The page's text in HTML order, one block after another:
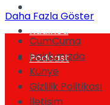
Kadınca
Podcast
Daha Fazla Göster
CumCuma
Hakkımızda
Künye
Gizlilik Politikası
İletişim